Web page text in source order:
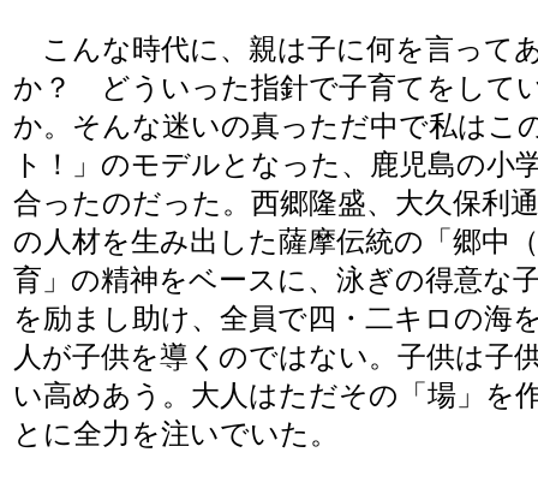
こんな時代に、親は子に何を言って
か？ どういった指針で子育てをして
か。そんな迷いの真っただ中で私はこ
ト！」のモデルとなった、鹿児島の小
合ったのだった。西郷隆盛、大久保利
の人材を生み出した薩摩伝統の「郷中
育」の精神をベースに、泳ぎの得意な
を励まし助け、全員で四・二キロの海
人が子供を導くのではない。子供は子
い高めあう。大人はただその「場」を
とに全力を注いでいた。